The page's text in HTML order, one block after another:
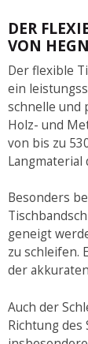
DER
VON
Der flexible
ein
schnelle und
Holz- und
von bis zu
Langmaterial
Besonders
geneigt
zu schleifen.
der
Auch der
Richtung